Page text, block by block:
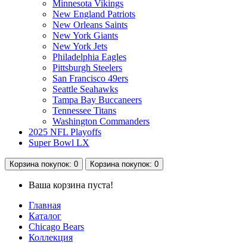
Minnesota Vikings
New England Patriots
New Orleans Saints
New York Giants
New York Jets
Philadelphia Eagles
Pittsburgh Steelers
San Francisco 49ers
Seattle Seahawks
Tampa Bay Buccaneers
Tennessee Titans
Washington Commanders
2025 NFL Playoffs
Super Bowl LX
Корзина покупок: 0 Корзина покупок: 0
Ваша корзина пуста!
Главная
Каталог
Chicago Bears
Коллекция